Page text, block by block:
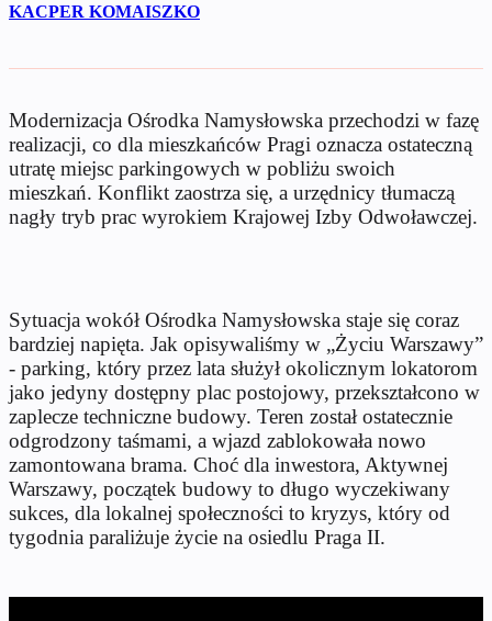
KACPER KOMAISZKO
Modernizacja Ośrodka Namysłowska przechodzi w fazę
realizacji, co dla mieszkańców Pragi oznacza ostateczną
utratę miejsc parkingowych w pobliżu swoich
mieszkań. Konflikt zaostrza się, a urzędnicy tłumaczą
nagły tryb prac wyrokiem Krajowej Izby Odwoławczej.
Sytuacja wokół Ośrodka Namysłowska staje się coraz
bardziej napięta. Jak opisywaliśmy w „Życiu Warszawy”
- parking, który przez lata służył okolicznym lokatorom
jako jedyny dostępny plac postojowy, przekształcono w
zaplecze techniczne budowy. Teren został ostatecznie
odgrodzony taśmami, a wjazd zablokowała nowo
zamontowana brama. Choć dla inwestora, Aktywnej
Warszawy, początek budowy to długo wyczekiwany
sukces, dla lokalnej społeczności to kryzys, który od
tygodnia paraliżuje życie na osiedlu Praga II.